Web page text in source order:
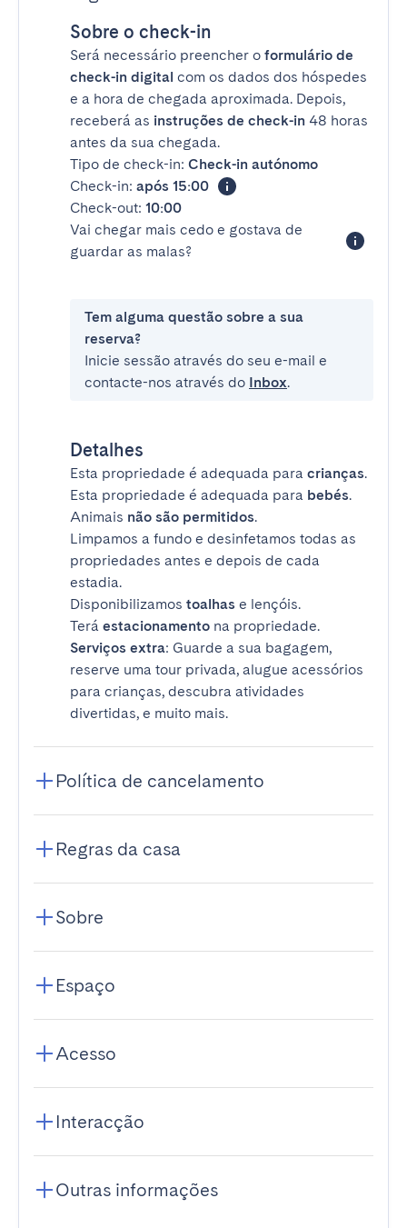
Sobre o check-in
Será necessário preencher o formulário de
check-in digital com os dados dos hóspedes
e a hora de chegada aproximada. Depois,
receberá as instruções de check-in 48 horas
antes da sua chegada.
Tipo de check-in: Check-in autónomo
Check-in: após 15:00
Check-out: 10:00
Vai chegar mais cedo e gostava de
guardar as malas?
Tem alguma questão sobre a sua
reserva?
Inicie sessão através do seu e-mail e
contacte-nos através do Inbox.
Detalhes
Esta propriedade é adequada para crianças.
Esta propriedade é adequada para bebés.
Animais não são permitidos.
Limpamos a fundo e desinfetamos todas as
propriedades antes e depois de cada
estadia.
Disponibilizamos toalhas e lençóis.
Terá estacionamento na propriedade.
Serviços extra: Guarde a sua bagagem,
reserve uma tour privada, alugue acessórios
para crianças, descubra atividades
divertidas, e muito mais.
Política de cancelamento
Regras da casa
Sobre
Espaço
Acesso
Interacção
Outras informações